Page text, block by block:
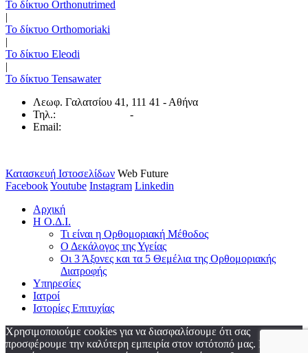
Το δίκτυο Orthonutrimed
|
Το δίκτυο Orthomoriaki
|
Το δίκτυο Eleodi
|
Το δίκτυο Tensawater
Λεωφ. Γαλατσίου 41, 111 41 - Αθήνα
Τηλ.:
-
Email:
Κατασκευή Ιστοσελίδων Web Future
FacebookYoutube Instagram Linkedin
Αρχική
Η Ο.Δ.Ι.
Τι είναι η Ορθομοριακή Μέθοδος
Ο Δεκάλογος της Υγείας
Οι 3 Άξονες και τα 5 Θεμέλια της Ορθομοριακής
Διατροφής
Υπηρεσίες
Ιατροί
Ιστορίες Επιτυχίας
Χρησιμοποιούμε cookies για να διασφαλίσουμε ότι σας
προσφέρουμε την καλύτερη εμπειρία στον ιστότοπό μας. Εάν